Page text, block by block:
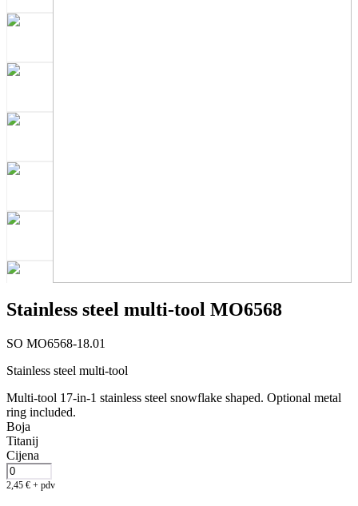
Stainless steel multi-tool MO6568
SO MO6568-18.01
Stainless steel multi-tool
Multi-tool 17-in-1 stainless steel snowflake shaped. Optional metal
ring included.
Boja
Titanij
Cijena
2,45 € + pdv